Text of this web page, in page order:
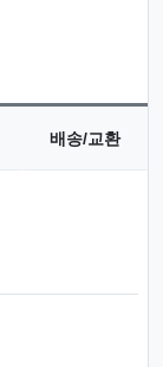
배송/교환